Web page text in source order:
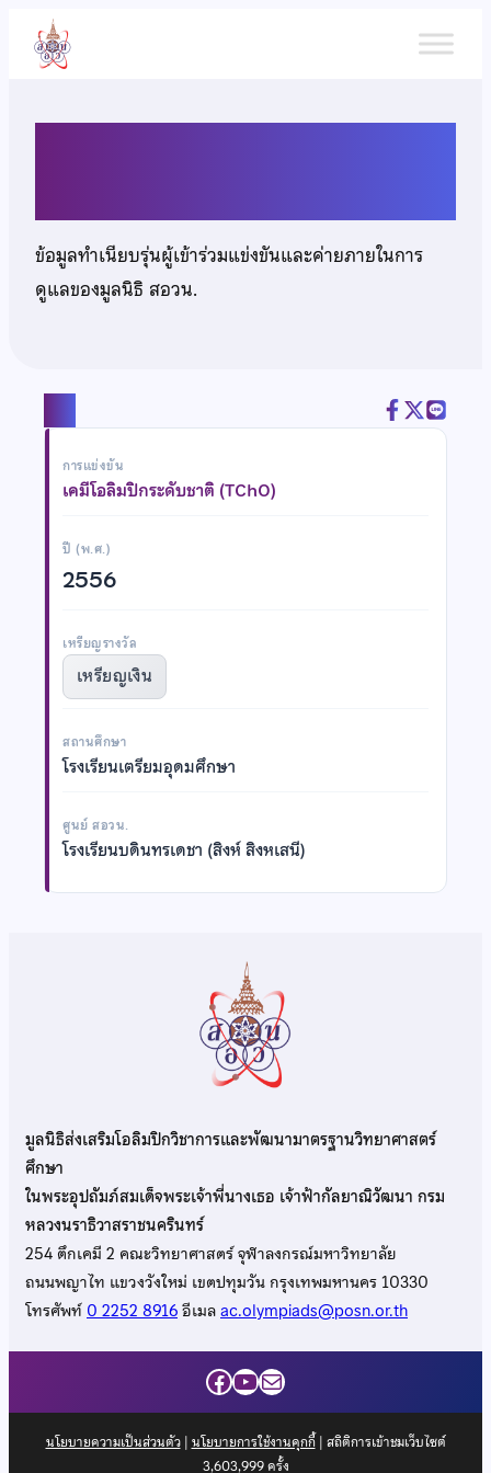
เนื้อหา
ข้อมูลทำเนียบรุ่นผู้เข้าร่วมแข่งขันและค่ายภายในการ
ดูแลของมูลนิธิ สอวน.
การแข่งขัน
เคมีโอลิมปิกระดับชาติ (TChO)
ปี (พ.ศ.)
2556
เหรียญรางวัล
เหรียญเงิน
สถานศึกษา
โรงเรียนเตรียมอุดมศึกษา
ศูนย์ สอวน.
โรงเรียนบดินทรเดชา (สิงห์ สิงหเสนี)
มูลนิธิส่งเสริมโอลิมปิกวิชาการและพัฒนามาตรฐานวิทยาศาสตร์
ศึกษา
ในพระอุปถัมภ์สมเด็จพระเจ้าพี่นางเธอ เจ้าฟ้ากัลยาณิวัฒนา กรม
หลวงนราธิวาสราชนครินทร์
254 ตึกเคมี 2 คณะวิทยาศาสตร์ จุฬาลงกรณ์มหาวิทยาลัย
ถนนพญาไท แขวงวังใหม่ เขตปทุมวัน กรุงเทพมหานคร 10330
โทรศัพท์0 2252 8916อีเมลac.olympiads@posn.or.th
Facebook
YouTube
Mail
นโยบายความเป็นส่วนตัว| นโยบายการใช้งานคุกกี้| สถิติการเข้าชมเว็บไซต์
3,603,999ครั้ง